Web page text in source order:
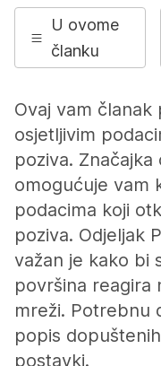
U ovome
članku
Ovaj vam
osjetljivim
poziva.
omogućuje vam
podacima koji
poziva. Odjeljak
važan je kako bi
površina reagira
mreži. Potrebnu
popis
postavki.